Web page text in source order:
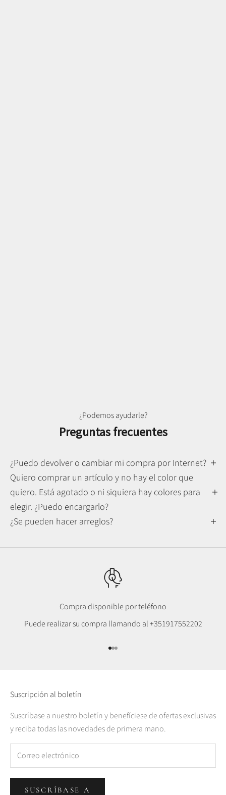
¿Podemos ayudarle?
Preguntas frecuentes
¿Puedo devolver o cambiar mi compra por Internet?
Quiero comprar un artículo y no hay el color que
quiero. Está agotado o ni siquiera hay colores para
elegir. ¿Puedo encargarlo?
¿Se pueden hacer arreglos?
Compra disponible por teléfono
Puede realizar su compra llamando al+351917552202
Ir al punto 1
Ir al punto 2
Ir al punto 3
Suscripción al boletín
Suscríbase a nuestro boletín y benefíciese de ofertas exclusivas
y reciba todas las novedades de primera mano.
SUSCRÍBASE A